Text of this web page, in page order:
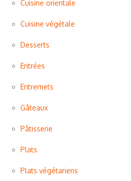
Cuisine orientale
Cuisine végétale
Desserts
Entrées
Entremets
Gâteaux
Pâtisserie
Plats
Plats végétariens